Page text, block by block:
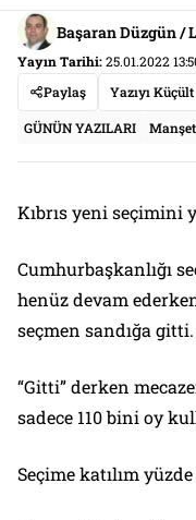
Başaran Düzgün /
Yayın Tarihi:25.01.2022
Paylaş
Yazıyı Küçült
GÜNÜN YAZILARI Manşet
Kıbrıs yeni seçimini
Cumhurbaşkanlığı
henüz devam
seçmen sandığa gitti.
“Gitti” derken
sadece 110 bini oy
Seçime katılım